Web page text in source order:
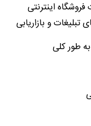
اینترنتی
و بازاریابی
طور کلی